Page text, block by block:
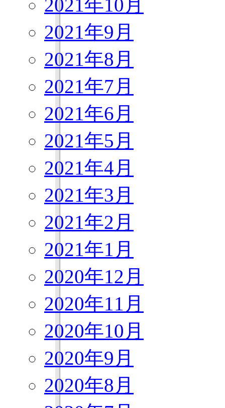
2021年10月
2021年9月
2021年8月
2021年7月
2021年6月
2021年5月
2021年4月
2021年3月
2021年2月
2021年1月
2020年12月
2020年11月
2020年10月
2020年9月
2020年8月